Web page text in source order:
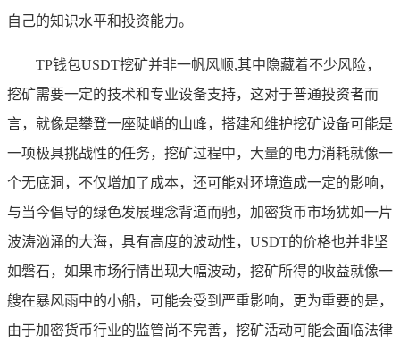
自己的知识水平和投资能力。
TP钱包USDT挖矿并非一帆风顺,其中隐藏着不少风险，
挖矿需要一定的技术和专业设备支持，这对于普通投资者而
言，就像是攀登一座陡峭的山峰，搭建和维护挖矿设备可能是
一项极具挑战性的任务，挖矿过程中，大量的电力消耗就像一
个无底洞，不仅增加了成本，还可能对环境造成一定的影响，
与当今倡导的绿色发展理念背道而驰，加密货币市场犹如一片
波涛汹涌的大海，具有高度的波动性，USDT的价格也并非坚
如磐石，如果市场行情出现大幅波动，挖矿所得的收益就像一
艘在暴风雨中的小船，可能会受到严重影响，更为重要的是，
由于加密货币行业的监管尚不完善，挖矿活动可能会面临法律